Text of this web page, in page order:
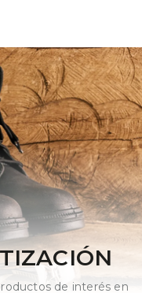
de interés en